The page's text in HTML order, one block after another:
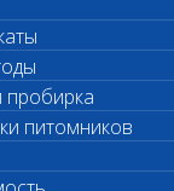
пробирка
питомников